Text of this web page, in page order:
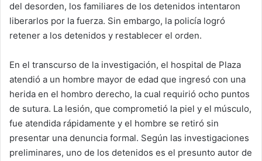
del desorden, los familiares de los detenidos intentaron
liberarlos por la fuerza. Sin embargo, la policía logró
retener a los detenidos y restablecer el orden.
En el transcurso de la investigación, el hospital de Plaza
atendió a un hombre mayor de edad que ingresó con una
herida en el hombro derecho, la cual requirió ocho puntos
de sutura. La lesión, que comprometió la piel y el músculo,
fue atendida rápidamente y el hombre se retiró sin
presentar una denuncia formal. Según las investigaciones
preliminares, uno de los detenidos es el presunto autor de